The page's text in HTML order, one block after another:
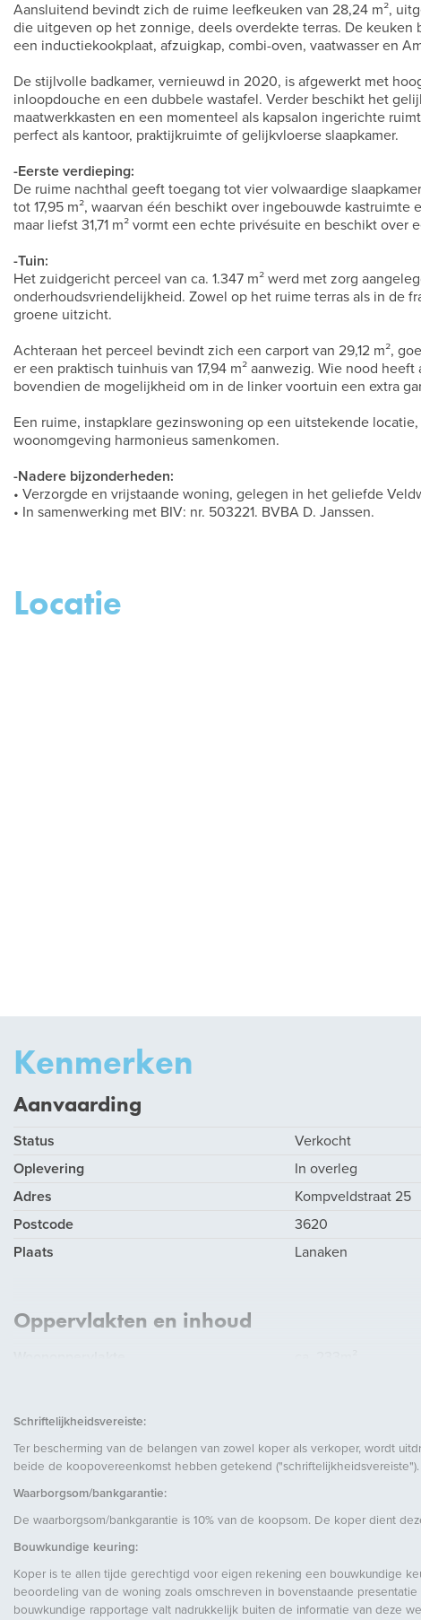
Aansluitend bevindt zich de ruime leefkeuken van 28,24 m²,
die uitgeven op het zonnige, deels overdekte terras. De
een inductiekookplaat, afzuigkap, combi-oven, vaatwasser en
De stijlvolle badkamer, vernieuwd in 2020, is afgewerkt met
inloopdouche en een dubbele wastafel. Verder beschikt het
maatwerkkasten en een momenteel als kapsalon ingerichte
perfect als kantoor, praktijkruimte of gelijkvloerse slaapkamer.
-Eerste verdieping:
De ruime nachthal geeft toegang tot vier volwaardige
tot 17,95 m², waarvan één beschikt over ingebouwde
maar liefst 31,71 m² vormt een echte privésuite en beschikt over
-Tuin:
Het zuidgericht perceel van ca. 1.347 m² werd met zorg
onderhoudsvriendelijkheid. Zowel op het ruime terras als in de
groene uitzicht.
Achteraan het perceel bevindt zich een carport van 29,12 m²,
er een praktisch tuinhuis van 17,94 m² aanwezig. Wie nood
bovendien de mogelijkheid om in de linker voortuin een extra
Een ruime, instapklare gezinswoning op een uitstekende
woonomgeving harmonieus samenkomen.
-Nadere bijzonderheden:
• Verzorgde en vrijstaande woning, gelegen in het geliefde
• In samenwerking met BIV: nr. 503221. BVBA D. Janssen.
Locatie
Kenmerken
Aanvaarding
Status
Verkocht
Oplevering
In overleg
Adres
Kompveldstraat 25
Postcode
3620
Plaats
Lanaken
Oppervlakten en inhoud
Energie
Energielabel
B
Isolatie
Dubbel glas
Schriftelijkheidsvereiste:
Ter bescherming van de belangen van zowel koper als verkoper, wordt
beide de koopovereenkomst hebben getekend
Waarborgsom/bankgarantie:
De waarborgsom/bankgarantie is 10% van de koopsom. De koper dient
Bouwkundige keuring:
Koper is te allen tijde gerechtigd voor eigen rekening een bouwkundige
beoordeling van de woning zoals omschreven in bovenstaande
bouwkundige rapportage valt nadrukkelijk buiten de informatie van deze